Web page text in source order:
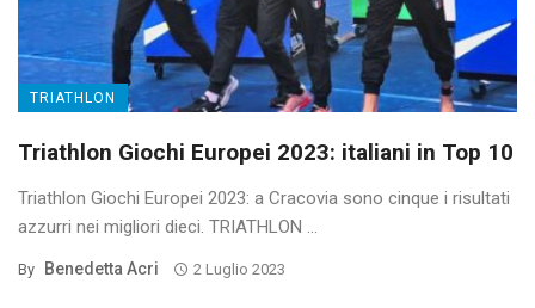
TRIATHLON
Triathlon Giochi Europei 2023: italiani in Top 10
Triathlon Giochi Europei 2023: a Cracovia sono cinque i risultati
azzurri nei migliori dieci. TRIATHLON ...
By Benedetta Acri 2 Luglio 2023